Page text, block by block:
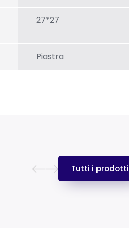
27*27
Piastra
Tutti i prodotti